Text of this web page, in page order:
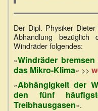
Der Dipl. Physiker
Abhandlung
Windräder folgendes:
»Windräder
das Mikro-Klima« >>
»Abhängigkeit der
den fünf
Treibhausgasen«.